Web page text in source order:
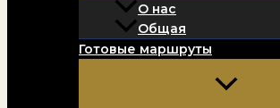
О нас
Общая
Готовые маршруты